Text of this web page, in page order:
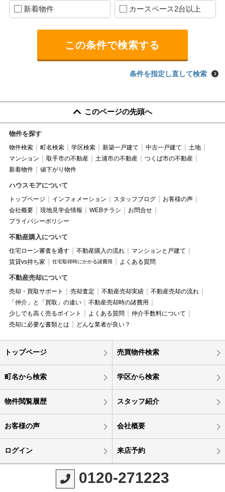
新着物件 カースペース2台以上
条件を指定し直して検索
このページの先頭へ
物件を探す
物件検索 町名検索 学区検索 新築一戸建て 中古一戸建て
土地
マンション
取手市の不動産 土浦市の不動産
つくば市の不動産
新着物件
値下がり物件
ハウスモアについて
トップページ インフォメーション スタッフブログ
お客様の声
会社概要
現地見学会情報 WEBチラシ
お問合せ
プライバシーポリシー
不動産購入について
住宅ローン審査を通す 不動産購入の流れ
マンションと戸建て
賃貸vs持ち家
住宅取得時にかかる諸費用 よくある質問
不動産売却について
売却・買取サポート 売却査定 不動産売却実績
不動産売却の流れ
「仲介」と「買取」の違い
不動産売却時の諸費用
少しでも高く売るポイント
よくある質問
仲介手数料について
売却に必要な書類とは
どんな業者が良い？
トップページ 売買物件検索
町名から検索 学区から検索
物件閲覧履歴 スタッフ紹介
お客様の声 会社概要
ログイン 来店予約
0120-271223